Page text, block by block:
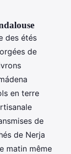
des étés
de
en terre
de
de Nerja
matin même